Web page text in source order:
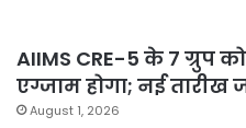
AIIMS CRE-5 के 7 ग्रुप
एग्जाम होगा; नई तारीख
August 1, 2026